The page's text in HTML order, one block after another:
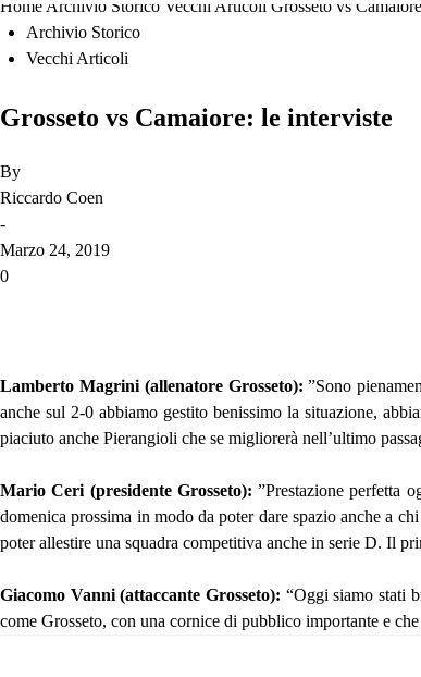
Home Archivio Storico Vecchi Articoli Grosseto vs
Archivio Storico
Vecchi Articoli
Grosseto vs Camaiore: le interviste
By
Riccardo Coen
-
Marzo 24, 2019
0
Lamberto Magrini (allenatore Grosseto):”Sono
anche sul 2-0 abbiamo gestito benissimo la situazione,
piaciuto anche Pierangioli che se migliorerà nell’ultimo
Mario Ceri (presidente Grosseto):”Prestazione perfetta
domenica prossima in modo da poter dare spazio anche a
poter allestire una squadra competitiva anche in serie D. Il
Giacomo Vanni (attaccante Grosseto): “Oggi siamo stati
come Grosseto, con una cornice di pubblico importante e